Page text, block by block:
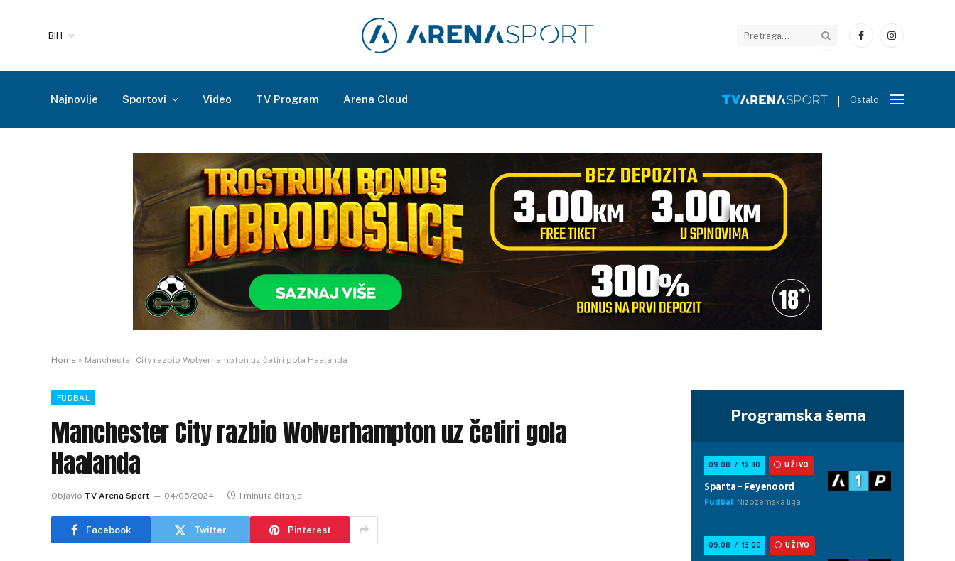
BIH
FacebookInstagram
Najnovije Sportovi Video TV Program Arena Cloud Ostalo
Home » Manchester City razbio Wolverhampton uz četiri gola Haalanda
FUDBAL
Manchester City razbio Wolverhampton uz četiri gola
Haalanda
Objavio TV Arena Sport 04/05/2024 1 minuta čitanja
Facebook Twitter Pinterest
Programska šema